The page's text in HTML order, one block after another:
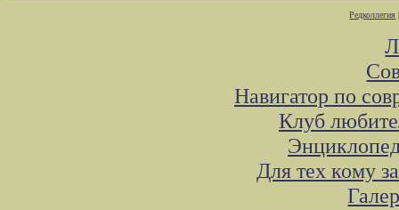
Редколлегия
Навигатор по
Клуб
Для тех кому